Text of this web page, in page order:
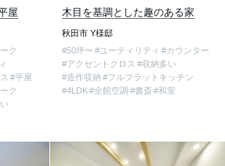
屋
ク
#平屋
ク
木目を基調とした趣のある家
秋田市 Y様邸
#50坪〜 #ユーティリティ #カウンター
#アクセントクロス #収納多い
#造作収納 #フルフラットキッチン
#4LDK #全館空調 #書斎 #和室